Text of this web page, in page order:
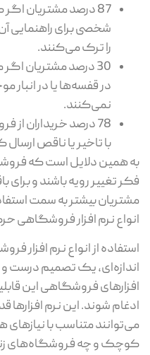
87 درصد مشتریان
شخصی برای راهنمایی
را ترک می‌کنند.
30 درصد مشتریان
نمی‌کنند.
با تاخیر یا ناقص
به همین دلایل است که
فکر تغییر رویه باشند و
مشتریان بیشتر به سمت
انواع نرم افزار فروشگاهی
استفاده از انواع نرم افزار
اندازه‌ای، یک تصمیم درست
افزارهای فروشگاهی این
ادغام شوند. این نرم افزارها
می‌توانند متناسب با
کوچک و چه فروشگاه‌های